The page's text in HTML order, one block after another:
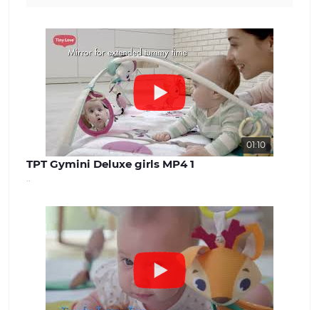
магазині ви знайдете широкий вибір
дитячих товарів, які задовольнять
потреби дітей різного віку. Від
комфортних та затишних колясок і
автокрісел до взуття та одягу для
дітей різного віку. Ми прагнемо
забезпечити нашим клієнтам
максимальний вибір і можливість
знайти все, що необхідно для
молодої сім'ї. Наші цінності: Ми
вважаємо, що довіра і задоволення
консультацію та вирішити будь-які
питання, що виникають. Наш сайт -
benext.com.ua
01:10
TPT Gymini Deluxe girls MP4 1